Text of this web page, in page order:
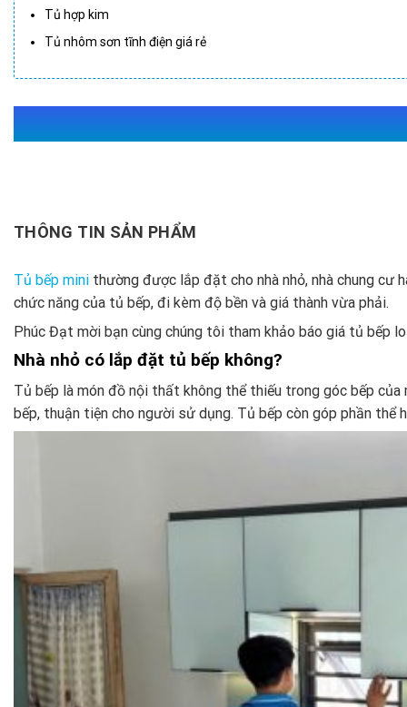
Tủ hợp kim
Tủ nhôm sơn tĩnh điện giá rẻ
THÔNG TIN SẢN PHẨM
Tủ bếp mini thường được lắp đặt cho nhà nhỏ, nhà chung cư
chức năng của tủ bếp, đi kèm độ bền và giá thành vừa phải.
Phúc Đạt mời bạn cùng chúng tôi tham khảo báo giá tủ bếp
Nhà nhỏ có lắp đặt tủ bếp không?
Tủ bếp là món đồ nội thất không thể thiếu trong góc bếp của
bếp, thuận tiện cho người sử dụng. Tủ bếp còn góp phần thể